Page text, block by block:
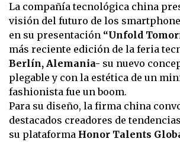
La compañía tecnológica china
visión del futuro de los
en su presentación “Unfold
más reciente edición de la feria
Berlín, Alemania- su nuevo
plegable y con la estética de un
fashionista fue un boom.
Para su diseño, la firma china
destacados creadores de
su plataforma Honor Talents